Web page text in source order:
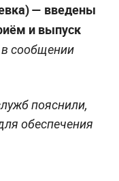
— введены
и выпуск
сообщении
пояснили,
обеспечения